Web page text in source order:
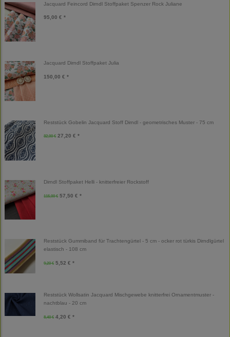
Jacquard Feincord Dirndl Stoffpaket Spenzer Rock Juliane
95,00 € *
Jacquard Dirndl Stoffpaket Julia
150,00 € *
Reststück Gobelin Jacquard Stoff Dirndl - geometrisches Muster - 75 cm
32,00 € 27,20 € *
Dirndl Stoffpaket Helli - knitterfreier Rockstoff
115,00 € 57,50 € *
Reststück Gummiband für Trachtengürtel - 5 cm - ocker rot türkis Dirndlgürtel
elastisch - 108 cm
9,20 € 5,52 € *
Reststück Wollsatin Jacquard Mischgewebe knitterfrei Ornamentmuster -
nachtblau - 20 cm
8,40 € 4,20 € *